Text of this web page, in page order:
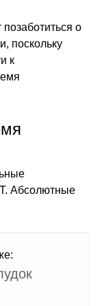
о
поскольку
к
Абсолютные